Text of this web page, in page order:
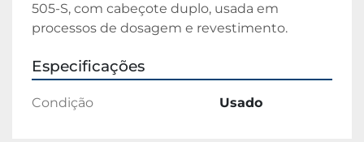
505-S, com cabeçote duplo, usada em
processos de dosagem e revestimento.
Especificações
Condição Usado